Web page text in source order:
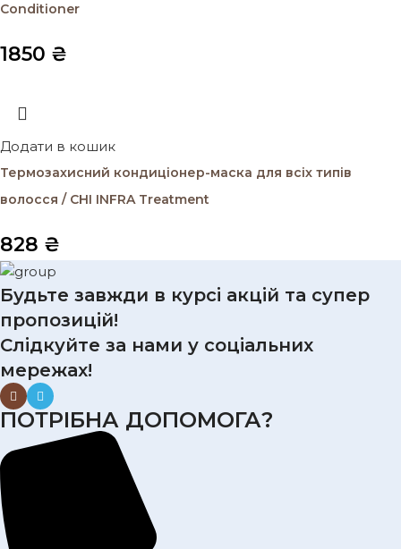
Conditioner
1850 ₴
Додати в кошик
Термозахисний кондиціонер-маска для всіх типів
волосся / CHI INFRA Treatment
828 ₴
Будьте завжди в курсі акцій та супер
пропозицій!
Слідкуйте за нами у соціальних
мережах!
ПОТРІБНА ДОПОМОГА?